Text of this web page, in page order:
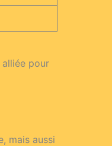
pour
mais aussi